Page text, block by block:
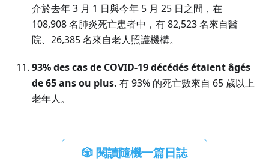
介於去年 3 月 1 日與今年 5 月 25 日之間，在
108,908 名肺炎死亡患者中，有 82,523 名來自醫
院、26,385 名來自老人照護機構。
93% des cas de COVID-19 décédés étaient âgés
de 65 ans ou plus. 有 93% 的死亡數來自 65 歲以上
老年人。
🎲 閱讀隨機一篇日誌